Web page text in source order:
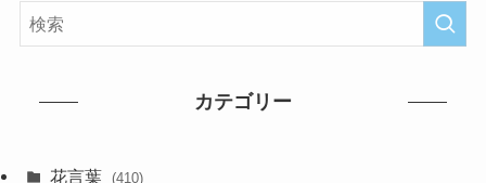
カテゴリー
花言葉 (410)